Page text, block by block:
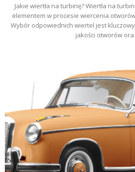
Jakie wiertła na turbinę? Wiertła na
elementem w procesie wiercenia
Wybór odpowiednich wiertel jest
jakości otworów